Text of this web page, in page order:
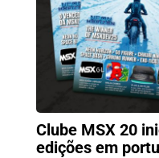
Clube MSX 20
edições em